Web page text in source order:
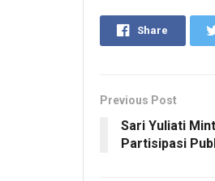
Share
Previous Post
Sari Yuliati
Partisipasi